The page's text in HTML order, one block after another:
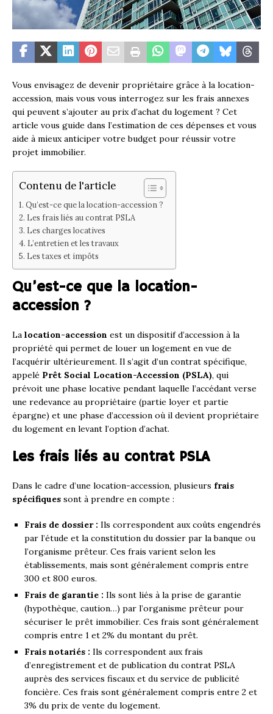
Vous envisagez de devenir propriétaire grâce à la location-
accession, mais vous vous interrogez sur les frais annexes
qui peuvent s’ajouter au prix d’achat du logement ? Cet
article vous guide dans l’estimation de ces dépenses et vous
aide à mieux anticiper votre budget pour réussir votre
projet immobilier.
Contenu de l'article
Qu’est-ce que la location-accession ?
Les frais liés au contrat PSLA
Les charges locatives
L’entretien et les travaux
Les taxes et impôts
Qu’est-ce que la location-
accession ?
La location-accession est un dispositif d’accession à la
propriété qui permet de louer un logement en vue de
l’acquérir ultérieurement. Il s’agit d’un contrat spécifique,
appelé Prêt Social Location-Accession (PSLA), qui
prévoit une phase locative pendant laquelle l’accédant verse
une redevance au propriétaire (partie loyer et partie
épargne) et une phase d’accession où il devient propriétaire
du logement en levant l’option d’achat.
Les frais liés au contrat PSLA
Dans le cadre d’une location-accession, plusieurs frais
spécifiques sont à prendre en compte :
Frais de dossier : Ils correspondent aux coûts engendrés
par l’étude et la constitution du dossier par la banque ou
l’organisme prêteur. Ces frais varient selon les
établissements, mais sont généralement compris entre
300 et 800 euros.
Frais de garantie : Ils sont liés à la prise de garantie
(hypothèque, caution…) par l’organisme prêteur pour
sécuriser le prêt immobilier. Ces frais sont généralement
compris entre 1 et 2% du montant du prêt.
Frais notariés : Ils correspondent aux frais
d’enregistrement et de publication du contrat PSLA
auprès des services fiscaux et du service de publicité
foncière. Ces frais sont généralement compris entre 2 et
3% du prix de vente du logement.